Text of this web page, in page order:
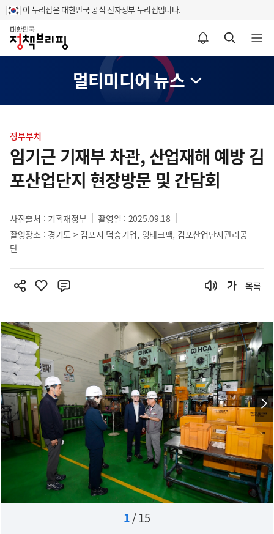
이 누리집은 대한민국 공식 전자정부 누리집입니다.
홈
알림설정 바로가기 검색 바로가기 메뉴 열기
멀티미디어 뉴스
텐
츠
영
역
정부부처
임기근 기재부 차관, 산업재해 예방 김
포산업단지 현장방문 및 간담회
사진출처 : 기획재정부
촬영일 : 2025.09.18
촬영장소 : 경기도 > 김포시 덕승기업, 영테크팩, 김포산업단지관리공
단
목록
1/15